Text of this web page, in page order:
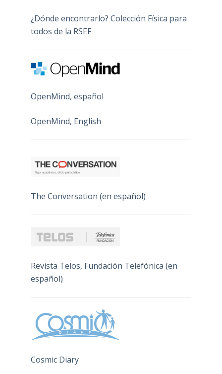
¿Dónde encontrarlo? Colección Física para
todos de la RSEF
OpenMind, español
OpenMind, English
The Conversation (en español)
Revista Telos, Fundación Telefónica (en
español)
Cosmic Diary